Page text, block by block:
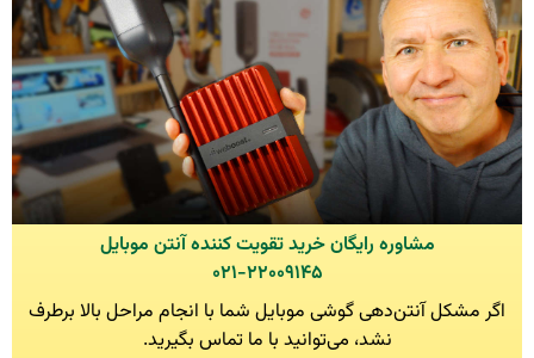
مشاوره رایگان خرید تقویت کننده آنتن موبایل
۰۲۱-۲۲۰۰۹۱۴۵
اگر مشکل آنتن‌دهی گوشی موبایل شما با انجام مراحل بالا برطرف
نشد، می‌توانید با ما تماس بگیرید.